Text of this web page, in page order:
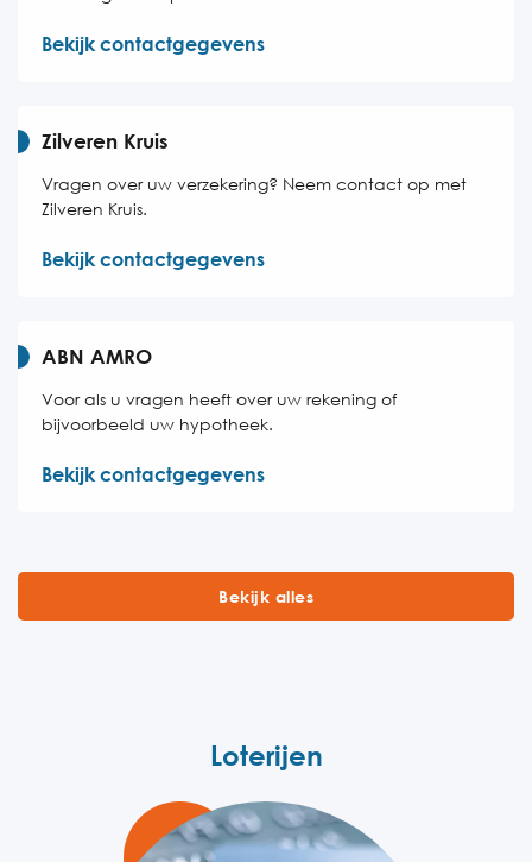
Bekijk contactgegevens
Zilveren Kruis
Vragen over uw verzekering? Neem contact op met
Zilveren Kruis.
Bekijk contactgegevens
ABN AMRO
Voor als u vragen heeft over uw rekening of
bijvoorbeeld uw hypotheek.
Bekijk contactgegevens
Bekijk alles
Loterijen